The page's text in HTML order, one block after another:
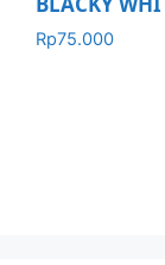
Rp75.000